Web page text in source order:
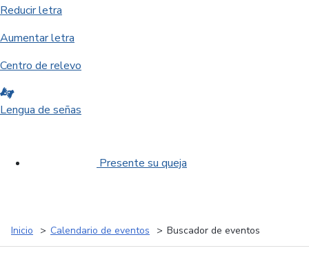
Reducir letra
Aumentar letra
Centro de relevo
Lengua de señas
Presente su queja
Inicio Calendario de eventos Buscador de eventos